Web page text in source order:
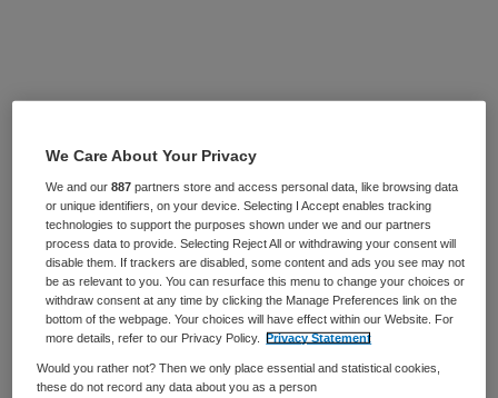
BRANCHE
Ziekenhuis
AANSTELLING
Vaste aanstelling
PLAATSINGSDATUM
19 maart 2025
NIVEAU
WO
ERVARING
Ervaren
DIENSTVERBAND
Fulltime
We Care About Your Privacy
We and our887 partners store and access personal data, like browsing data
or unique identifiers, on your device. Selecting I Accept enables tracking
technologies to support the purposes shown under we and our partners
process data to provide. Selecting Reject All or withdrawing your consent will
disable them. If trackers are disabled, some content and ads you see may not
be as relevant to you. You can resurface this menu to change your choices or
withdraw consent at any time by clicking the Manage Preferences link on the
bottom of the webpage. Your choices will have effect within our Website. For
more details, refer to our Privacy Policy.
Privacy Statement
Would you rather not? Then we only place essential and statistical cookies,
these do not record any data about you as a person